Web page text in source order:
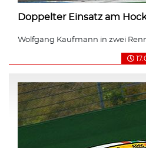
Doppelter Einsatz am
Wolfgang Kaufmann in zwei